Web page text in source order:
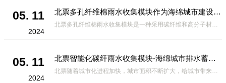
05. 11
2024
北票多孔纤维棉雨水收集模块作为海绵城市建设中的一种创新材料
北票多孔纤维棉雨水收集模块是一种采用碳纤维和高分子材料复合而成的新型材料。它拥有高度多孔的结构，能够有效吸收和储存雨水，同时利用其独特的导流设计，将雨水迅速排出，有效防止城市内涝的发生。此外，该材料还具有
05. 11
2024
北票智能化碳纤雨水收集模块-海绵城市排水蓄水系统的优选项
北票随着城市化进程加快，城市面积不断扩大，给城市带来的问题也随之增加。其中之一就是水资源的短缺。雨水收集是一种解决城市水资源短缺的有效途径。在雨水收集技术中，智能化碳纤雨水收集模块的出现，为解决城市水资源